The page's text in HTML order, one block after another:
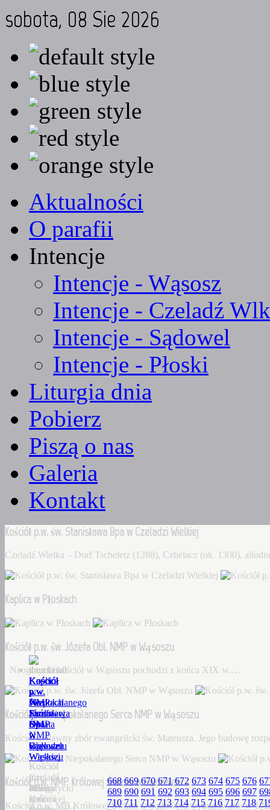
sobota, 08 Sie 2026
Aktualności
O parafii
Intencje
Intencje - Wąsosz
Intencje - Czeladź
Intencje - Sądowel
Intencje - Płoski
Liturgia dnia
Pobierz
Piszą o nas
Galeria
Kontakt
Kościół p.w. św. Stanisława Bpa w Czeladzi Wielkiej
Czeladź Wielka – Dorf Tscheletz (1288), Czhelacz (ok. 1300),
Kaplica w Płoskach
Kościół p.w. św. Józefa Obl. NMP w Wąsoszu
Neogotycki kościół w Wąsoszu pochodzi z końca XIX w.…
Kościół p.w. Niepokalanego Serca NMP w Wąsoszu
Kościół to dawny zbór ewangelicki św. Mateusza. Jego budowę
Kościół p.w. NMP Królowej Świata w Sądowelu
Kościół p.w. MB Królowej Świata w Sądowelu wybudowany w
Kościół
p.w.
św.
Stanisława
Bpa
w
Czeladzi
Wielkiej
Czeladź
Wielka
–
Kaplica
w
Płoskach
Kościół
p.w.
św.
Józefa
Obl.
NMP
w
Wąsoszu
Neogotycki
kościół
Kościół
p.w.
Niepokalanego
Serca
NMP
w
Wąsoszu
Kościół
to
dawny
zbór
Kościół
p.w.
NMP
Królowej
Świata
w
Sądowelu
Kościół
p.w.
MB
Królowej
668 669 670 671 672 673 674 675 676
689 690 691 692 693 694 695 696 697
710 711 712 713 714 715 716 717 718